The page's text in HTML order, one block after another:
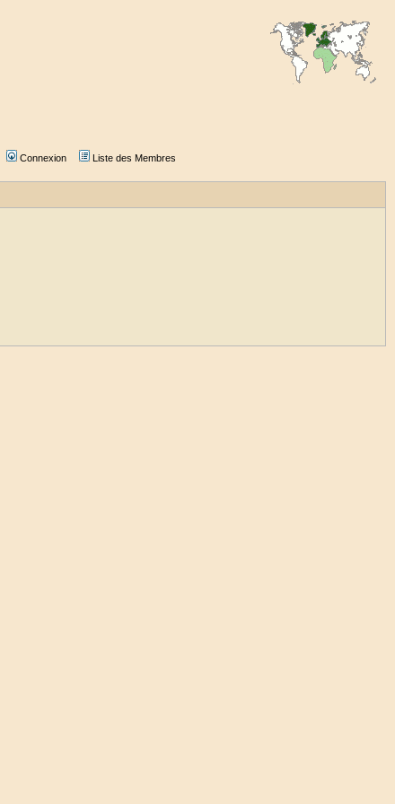
Connexion Liste des Membres